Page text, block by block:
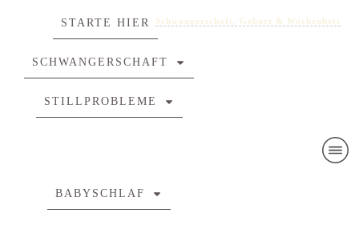
STARTE HIER
SCHWANGERSCHAFT
STILLPROBLEME
BABYSCHLAF
Schwangerschaft, Geburt & Wochenbett
Schwangerschaft, Geburt & Wochenbett